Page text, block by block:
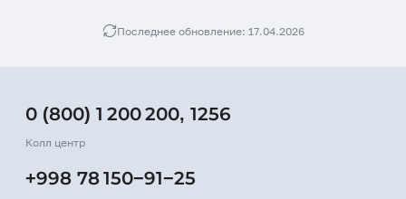
Последнее обновление: 17.04.2026
0 (800) 1 200 200, 1256
Колл центр
+998 78 150−91−25